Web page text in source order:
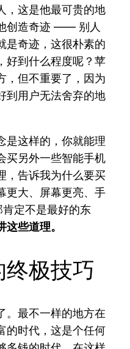
，这是他最可贵的地
创造奇迹 —— 别人
是奇迹，这很朴素的
好到什么程度呢？苹
，但不重要了，因为
到用户无法舍弃的地
是这样的，你就能理
买另外一些智能手机
，告诉我为什么要买
更大、屏幕更亮、手
定不是最好的东
些道理。
终极技巧
。最不一样的地方在
的时代，这是个任何